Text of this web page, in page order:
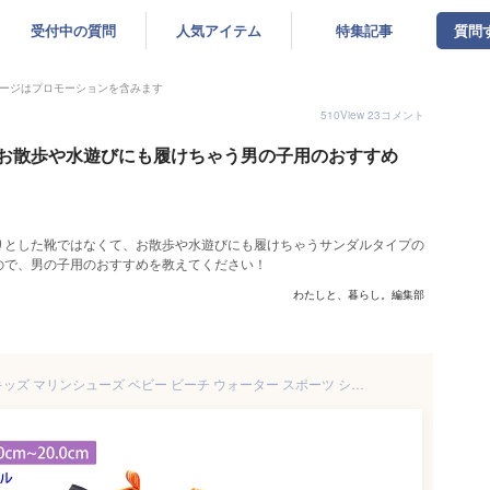
受付中の質問 人気アイテム 特集記事 質問
ジはプロモーションを含みます
510View 23コメント
散歩や水遊びにも履けちゃう男の子用のおすすめ
した靴ではなくて、お散歩や水遊びにも履けちゃうサンダルタイプの
、男の子用のおすすめを教えてください！
わたしと、暮らし。編集部